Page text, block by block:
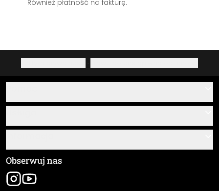
Również płatność na fakturę.
·
O nas
Przegląd materiałów
Śledzenie przesyłki
Ogólne Warunki Handlowe (OWH)
Dane firmy
Obserwuj nas